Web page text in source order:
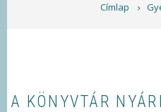
Címlap
A KÖNYVTÁR